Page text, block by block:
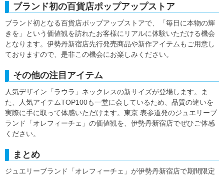
ブランド初の百貨店ポップアップストア
ブランド初となる百貨店ポップアップストアで、「毎日に本物の輝
きを」という価値観を訪れたお客様にリアルに体験いただける機会
となります。伊勢丹新宿店先行発売商品や新作アイテムもご用意し
ておりますので、是非この機会にお楽しみください。
その他の注目アイテム
人気デザイン「ラウラ」ネックレスの新サイズが登場します。ま
た、人気アイテムTOP100も一堂に会しているため、品質の違いを
実際に手に取って体感いただけます。東京 表参道発のジュエリーブ
ランド「オレフィーチェ」の価値観を、伊勢丹新宿店でぜひご体感
ください。
まとめ
ジュエリーブランド「オレフィーチェ」が伊勢丹新宿店で期間限定